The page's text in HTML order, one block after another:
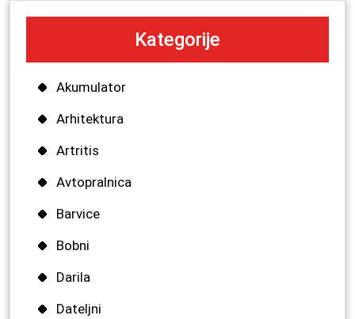
Kategorije
Akumulator
Arhitektura
Artritis
Avtopralnica
Barvice
Bobni
Darila
Dateljni